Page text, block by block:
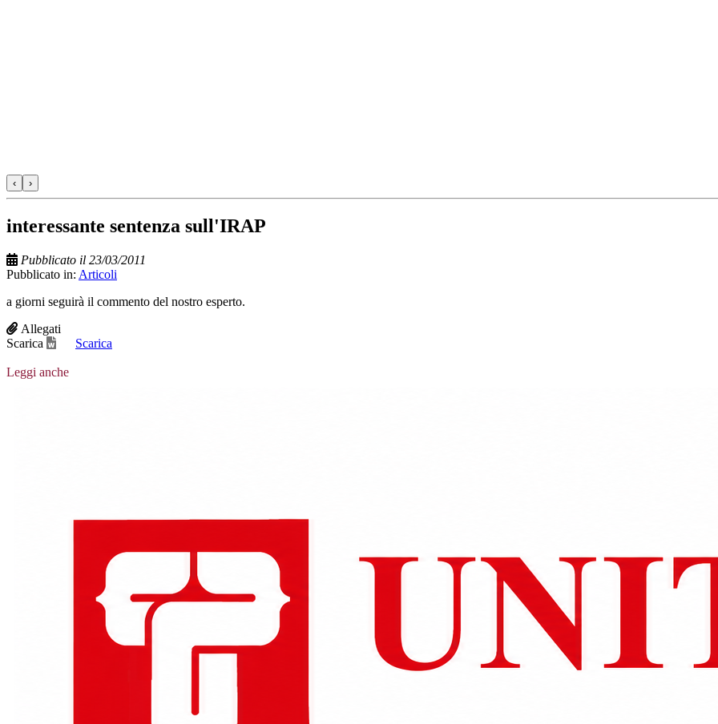
‹ ›
interessante sentenza sull'IRAP
Pubblicato il 23/03/2011
Pubblicato in: Articoli
a giorni seguirà il commento del nostro esperto.
Allegati
Scarica
Scarica
Leggi anche